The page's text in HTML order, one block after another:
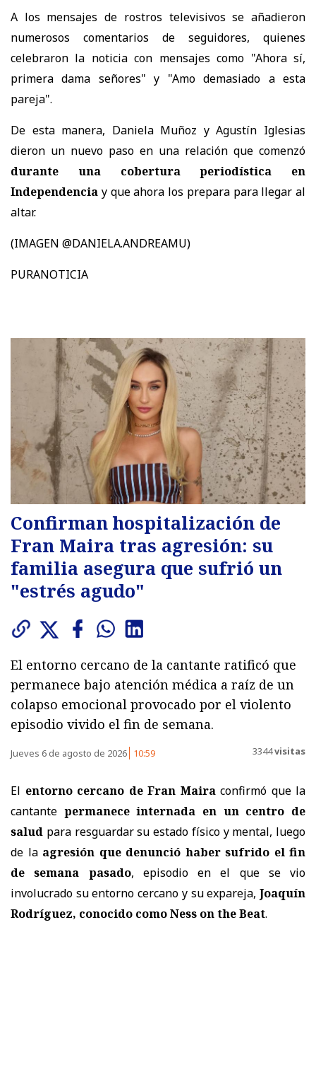
A los mensajes de rostros televisivos se añadieron
numerosos comentarios de seguidores, quienes
celebraron la noticia con mensajes como "Ahora sí,
primera dama señores" y "Amo demasiado a esta
pareja".
De esta manera, Daniela Muñoz y Agustín Iglesias
dieron un nuevo paso en una relación que comenzó
durante una cobertura periodística en
Independencia y que ahora los prepara para llegar al
altar.
(IMAGEN @DANIELA.ANDREAMU)
PURANOTICIA
Confirman hospitalización de
Fran Maira tras agresión: su
familia asegura que sufrió un
"estrés agudo"
El entorno cercano de la cantante ratificó que
permanece bajo atención médica a raíz de un
colapso emocional provocado por el violento
episodio vivido el fin de semana.
Jueves 6 de agosto de 2026 10:59 3344visitas
El entorno cercano de Fran Mairaconfirmó que la
cantante permanece internada en un centro de
salud para resguardar su estado físico y mental, luego
de la agresión que denunció haber sufrido el fin
de semana pasado, episodio en el que se vio
involucrado su entorno cercano y su expareja, Joaquín
Rodríguez, conocido como Ness on the Beat.